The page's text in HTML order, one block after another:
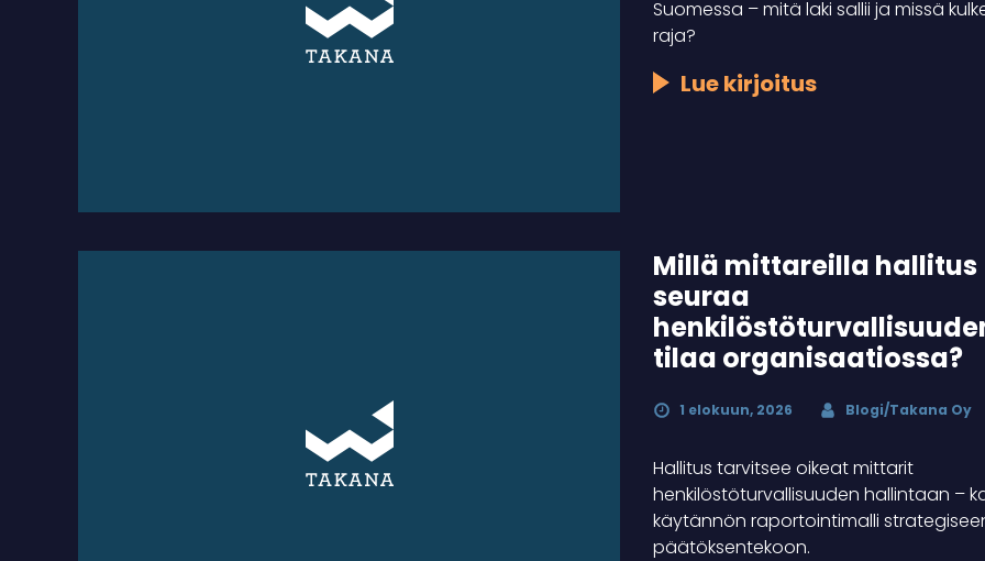
Suomessa – mitä laki sallii ja missä
raja?
Lue kirjoitus
Millä mittareilla hallitus
seuraa
tilaa organisaatiossa?
1 elokuun, 2026 Blogi/Takana Oy
Hallitus tarvitsee oikeat mittarit
henkilöstöturvallisuuden hallintaan –
käytännön raportointimalli
päätöksentekoon.